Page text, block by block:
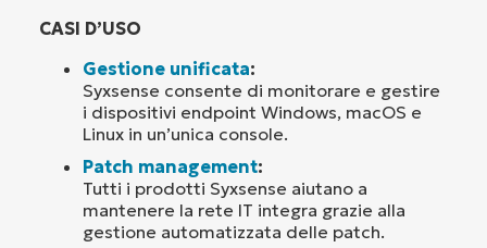
CASI D’USO
Gestione unificata:
Syxsense consente di monitorare e gestire
i dispositivi endpoint Windows, macOS e
Linux in un’unica console.
Patch management:
Tutti i prodotti Syxsense aiutano a
mantenere la rete IT integra grazie alla
gestione automatizzata delle patch.